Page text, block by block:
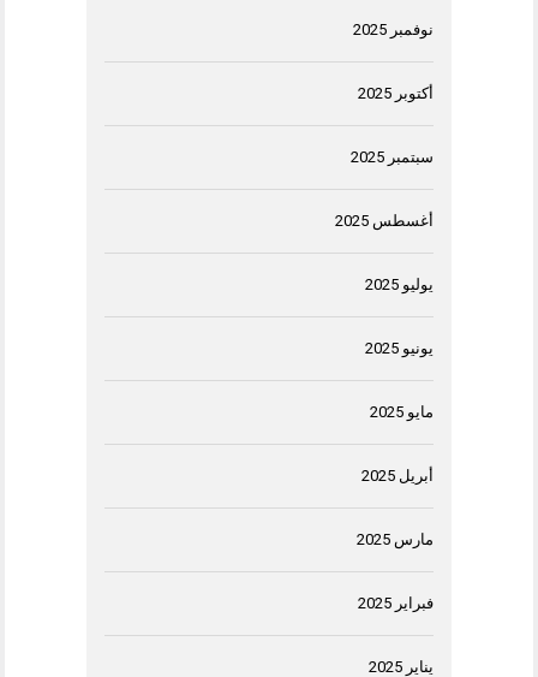
نوفمبر 2025
أكتوبر 2025
سبتمبر 2025
أغسطس 2025
يوليو 2025
يونيو 2025
مايو 2025
أبريل 2025
مارس 2025
فبراير 2025
يناير 2025